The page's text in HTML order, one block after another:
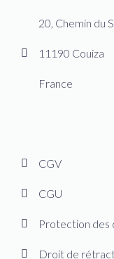
20, Chemin du
11190 Couiza
France
CGV
CGU
Protection des
Droit de